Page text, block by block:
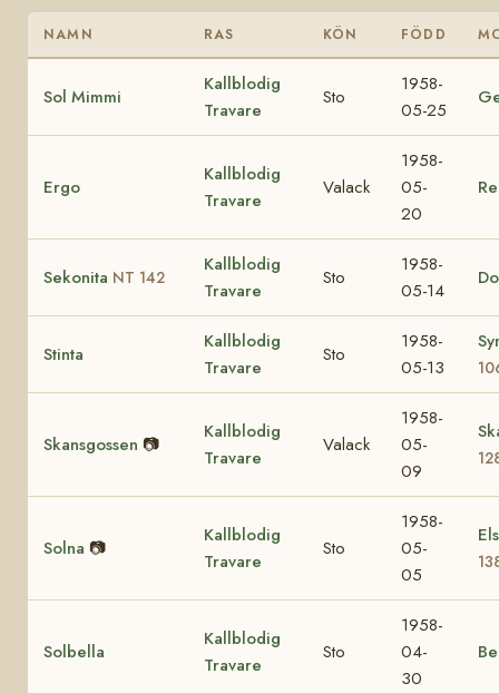
NAMN RAS KÖN FÖDD
Sol Mimmi
Kallblodig
Travare
Sto
1958-
05-25
Ergo
Kallblodig
Travare
Valack
1958-
05-
20
Sekonita NT 142
Kallblodig
Travare
Sto
1958-
05-14
Stinta
Kallblodig
Travare
Sto
1958-
05-13
Skansgossen 📷
Kallblodig
Travare
Valack
1958-
05-
09
Solna 📷
Kallblodig
Travare
Sto
1958-
05-
05
Solbella
Kallblodig
Travare
Sto
1958-
04-
30